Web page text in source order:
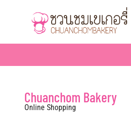
Chuanchom Bakery
Online Shopping